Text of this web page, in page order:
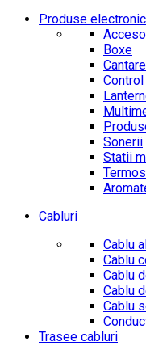
Produse
Boxe
Cantare
Sonerii
Statii
Cabluri
Cablu
Cablu
Cablu
Cablu
Cablu
Trasee cabluri